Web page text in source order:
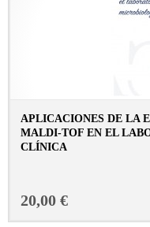
APLICACIONES DE LA
MALDI-TOF EN EL
CLÍNICA
20,00 €